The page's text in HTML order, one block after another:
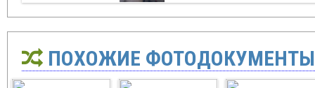
ПОХОЖИЕ ФОТОДОКУМЕНТЫ